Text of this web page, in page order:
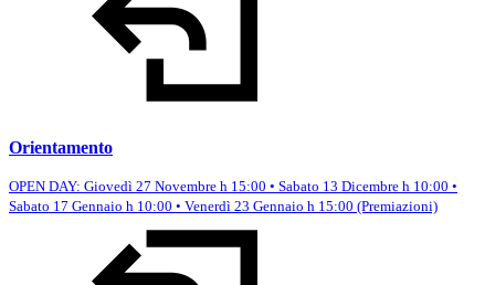
Orientamento
OPEN DAY: Giovedì 27 Novembre h 15:00 • Sabato 13 Dicembre h 10:00 •
Sabato 17 Gennaio h 10:00 • Venerdì 23 Gennaio h 15:00 (Premiazioni)